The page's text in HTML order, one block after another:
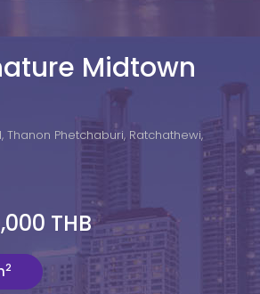
Midtown
Thanon Phetchaburi, Ratchathewi,
THB
2